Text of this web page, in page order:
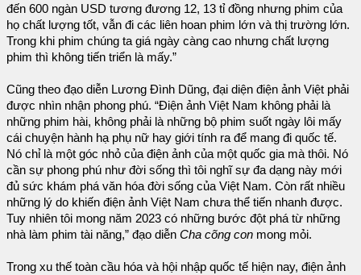
đến 600 ngàn USD tương đương 12, 13 tỉ đồng nhưng phim của
họ chất lượng tốt, vẫn đi các liên hoan phim lớn và thị trường lớn.
Trong khi phim chúng ta giá ngày càng cao nhưng chất lượng
phim thì không tiến triển là mấy.”
Cũng theo đạo diễn Lương Đình Dũng, đại diện điện ảnh Việt phải
được nhìn nhận phong phú. “Điện ảnh Việt Nam không phải là
những phim hài, không phải là những bộ phim suốt ngày lôi mấy
cái chuyện hành hạ phụ nữ hay giới tính ra để mang đi quốc tế.
Nó chỉ là một góc nhỏ của điện ảnh của một quốc gia mà thôi. Nó
cần sự phong phú như đời sống thì tôi nghĩ sự đa dạng này mới
đủ sức khám phá văn hóa đời sống của Việt Nam. Còn rất nhiều
những lý do khiến điện ảnh Việt Nam chưa thể tiến nhanh được.
Tuy nhiên tôi mong năm 2023 có những bước đột phá từ những
nhà làm phim tài năng,” đạo diễn Cha cõng con mong mỏi.
Trong xu thế toàn cầu hóa và hội nhập quốc tế hiện nay, điện ảnh